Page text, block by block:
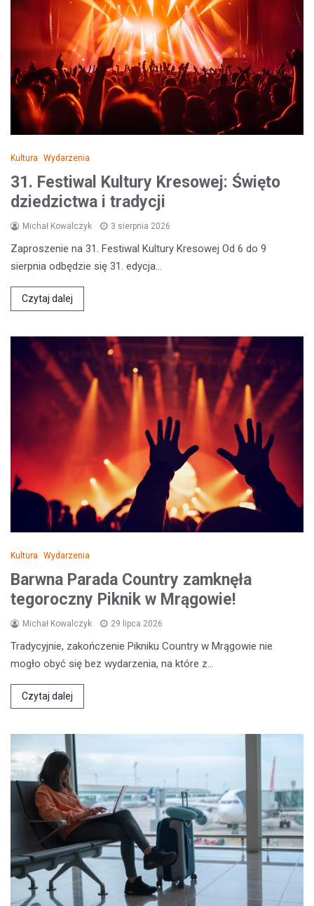
Kultura Wydarzenia
31. Festiwal Kultury Kresowej: Święto
dziedzictwa i tradycji
Michał Kowalczyk 3 sierpnia 2026
Zaproszenie na 31. Festiwal Kultury Kresowej Od 6 do 9
sierpnia odbędzie się 31. edycja…
Czytaj dalej
Kultura Wydarzenia
Barwna Parada Country zamknęła
tegoroczny Piknik w Mrągowie!
Michał Kowalczyk 29 lipca 2026
Tradycyjnie, zakończenie Pikniku Country w Mrągowie nie
mogło obyć się bez wydarzenia, na które z…
Czytaj dalej